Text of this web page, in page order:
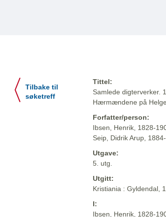
Tilbake til
søketreff
Tittel:
Samlede digterverker.
Hærmændene på
Forfatter/person:
Ibsen, Henrik, 1828-
Seip, Didrik Arup,
Utgave:
5. utg.
Utgitt:
Kristiania : Gyldendal,
I:
Ibsen, Henrik, 1828-